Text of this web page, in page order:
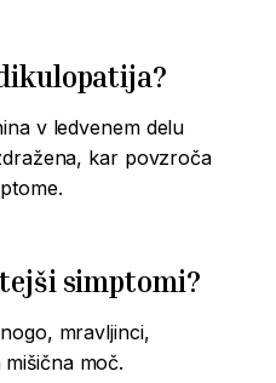
v ledvenem delu
kar povzroča
simptomi?
mravljinci,
moč.